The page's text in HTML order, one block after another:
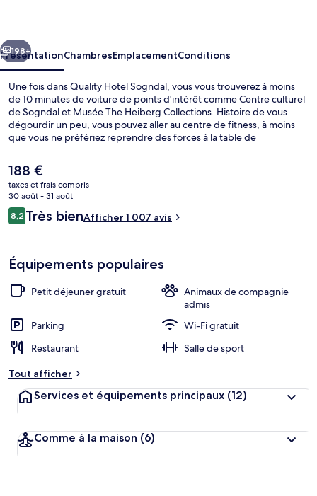
Suivant
198+
PrésentationChambresEmplacementConditions
Une fois dans Quality Hotel Sogndal, vous vous trouverez à moins
de 10 minutes de voiture de points d'intérêt comme Centre culturel
de Sogndal et Musée The Heiberg Collections. Histoire de vous
dégourdir un peu, vous pouvez aller au centre de fitness, à moins
que vous ne préfériez reprendre des forces à la table de
restaurants du lieu et est ouvert à l'heure du petit déjeuner et du
dîner. Au menu des petits plus offerts sur place, on trouve un bar /
salon, une terrasse et un jardin. Sympa non ?
Le
prix
actuel
est
de
188 €
taxes et frais compris
30 août - 31 août
Avis
voyageurs
8,28,2 sur 10
Très bienAfficher 1 007 avis
Équipements populaires
Petit déjeuner gratuit
Animaux de compagnie
admis
Parking
Wi-Fi gratuit
Restaurant
Salle de sport
Tout afficher
Services et équipements principaux (12)
Comme à la maison (6)